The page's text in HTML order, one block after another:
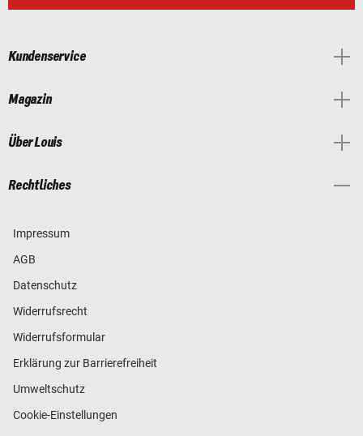
Kundenservice
Magazin
Über Louis
Rechtliches
Impressum
AGB
Datenschutz
Widerrufsrecht
Widerrufsformular
Erklärung zur Barrierefreiheit
Umweltschutz
Cookie-Einstellungen